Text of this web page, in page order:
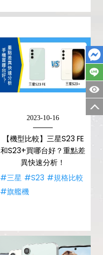
2023-10-16
【機型比較】三星S23 FE
和S23+買哪台好？重點差
異快速分析！
#三星 #S23 #規格比較
#旗艦機